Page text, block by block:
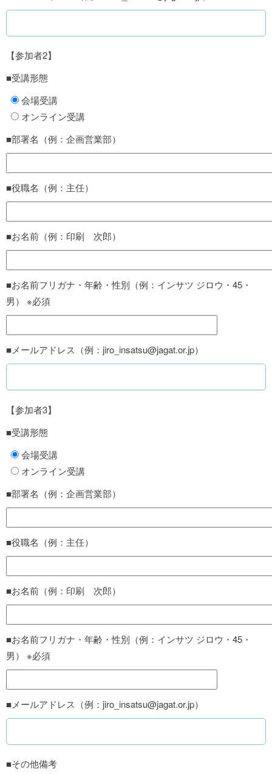
【参加者2】
■受講形態
会場受講
オンライン受講
■部署名（例：企画営業部）
■役職名（例：主任）
■お名前（例：印刷 次郎）
■お名前フリガナ・年齢・性別（例：インサツ ジロウ・45・
男） ※必須
■メールアドレス（例：jiro_insatsu@jagat.or.jp）
【参加者3】
■受講形態
会場受講
オンライン受講
■部署名（例：企画営業部）
■役職名（例：主任）
■お名前（例：印刷 次郎）
■お名前フリガナ・年齢・性別（例：インサツ ジロウ・45・
男） ※必須
■メールアドレス（例：jiro_insatsu@jagat.or.jp）
■その他備考